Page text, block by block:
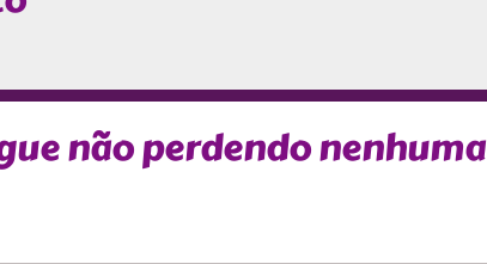
não perdendo nenhuma